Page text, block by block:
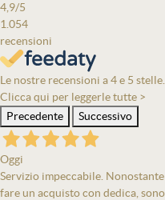
4,9/5
1.054
recensioni
Le nostre recensioni a 4 e 5 stelle.
Clicca qui per leggerle tutte >
Precedente
Successivo
Oggi
Servizio impeccabile.
fare un acquisto con dedica,